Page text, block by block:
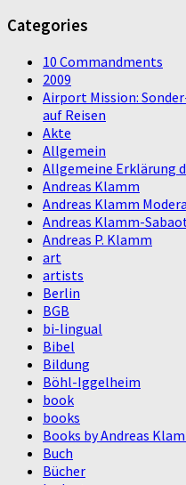
Categories
10 Commandments
2009
Airport Mission:
auf Reisen
Akte
Allgemein
Allgemeine Erklärung
Andreas Klamm
Andreas Klamm
Andreas Klamm-
Andreas P. Klamm
art
artists
Berlin
BGB
bi-lingual
Bibel
Bildung
Böhl-Iggelheim
book
books
Books by Andreas
Buch
Bücher